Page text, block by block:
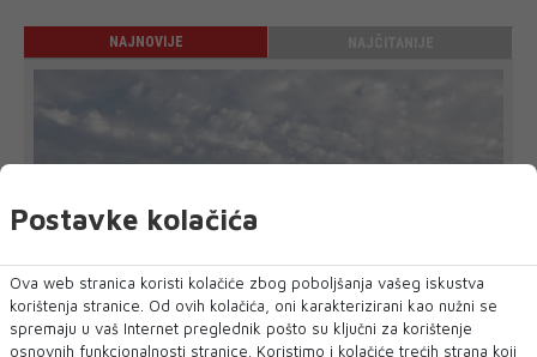
NAJNOVIJE
Postavke kolačića
Ova web stranica koristi kolačiće zbog poboljšanja vašeg iskustva
korištenja stranice. Od ovih kolačića, oni karakterizirani kao nužni se
spremaju u vaš Internet preglednik pošto su ključni za korištenje
osnovnih funkcionalnosti stranice. Koristimo i kolačiće trećih strana koji